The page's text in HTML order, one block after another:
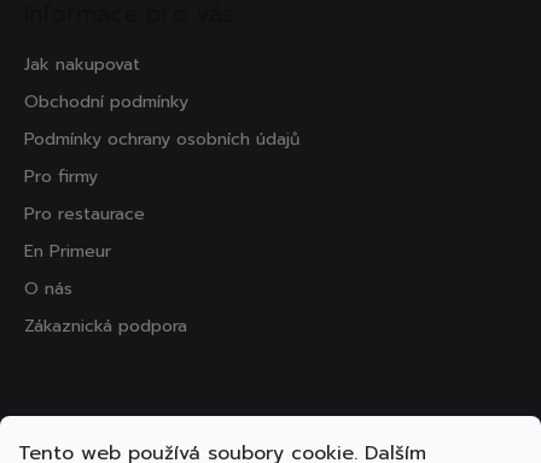
Tento web používá soubory cookie. Dalším
Jak nakupovat
Obchodní podmínky
Podmínky ochrany osobních údajů
Pro firmy
Pro restaurace
En Primeur
O nás
Zákaznická podpora
Přijímáme online platby